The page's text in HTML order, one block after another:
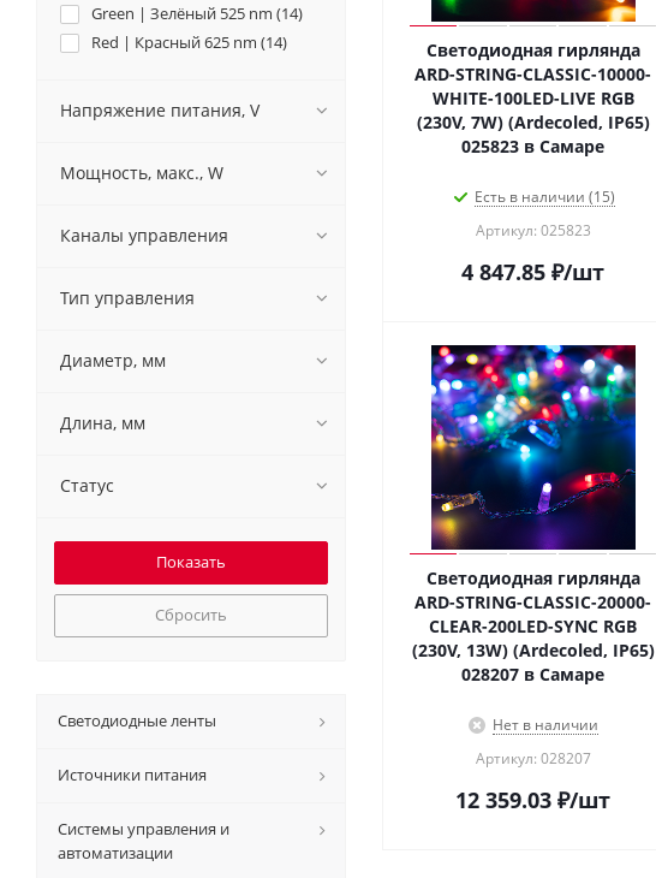
Светодиодная гирлянда
ARD-STRING-CLASSIC-10000-
WHITE-100LED-LIVE RGB
(230V, 7W) (Ardecoled, IP65)
025823 в Самаре
Есть в наличии (15)
Артикул: 025823
4 847.85 ₽/шт
Светодиодная гирлянда
ARD-STRING-CLASSIC-20000-
CLEAR-200LED-SYNC RGB
(230V, 13W) (Ardecoled, IP65)
028207 в Самаре
Нет в наличии
Артикул: 028207
12 359.03 ₽/шт
Green | Зелёный 525 nm (14)
Red | Красный 625 nm (14)
Напряжение питания, V
Мощность, макс., W
Каналы управления
Тип управления
Диаметр, мм
Длина, мм
Статус
Сбросить
Светодиодные ленты
Источники питания
Системы управления и
автоматизации